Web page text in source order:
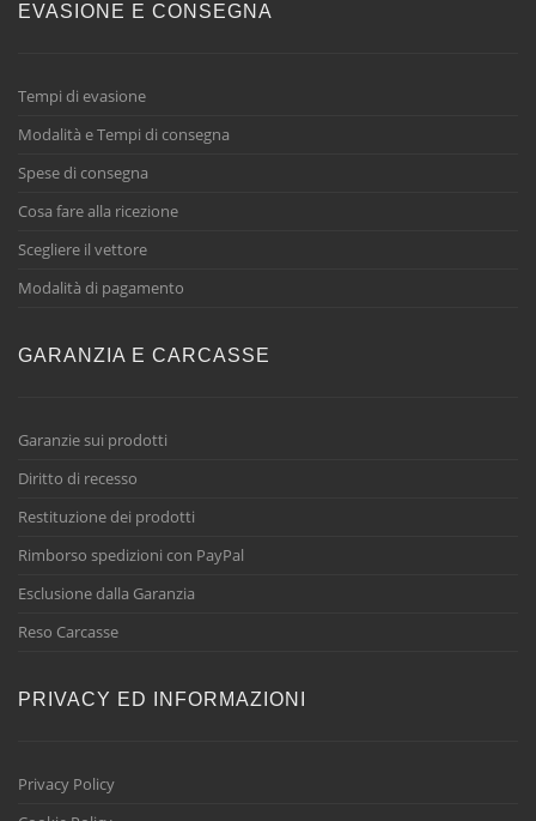
EVASIONE E CONSEGNA
Tempi di evasione
Modalità e Tempi di consegna
Spese di consegna
Cosa fare alla ricezione
Scegliere il vettore
Modalità di pagamento
GARANZIA E CARCASSE
Garanzie sui prodotti
Diritto di recesso
Restituzione dei prodotti
Rimborso spedizioni con PayPal
Esclusione dalla Garanzia
Reso Carcasse
PRIVACY ED INFORMAZIONI
Privacy Policy